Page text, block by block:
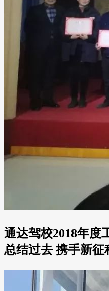
通达驾校2018年度
总结过去 携手新征